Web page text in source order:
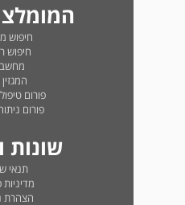
חיפוש
חיפוש
פורום
פורום
שונות
תנאי
הצהרת